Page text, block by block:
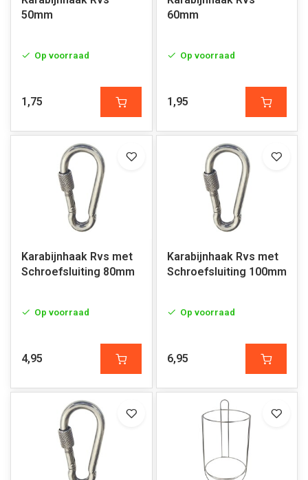
50mm
Op voorraad
1,75
60mm
Op voorraad
1,95
Karabijnhaak Rvs met
Schroefsluiting 80mm
Op voorraad
4,95
Karabijnhaak Rvs met
Schroefsluiting 100mm
Op voorraad
6,95